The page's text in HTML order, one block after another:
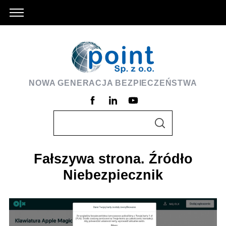
NOWA GENERACJA BEZPIECZEŃSTWA
r
f
S
C
H
Fałszywa strona. Źródło
Niebezpiecznik